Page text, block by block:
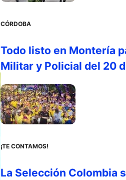
CÓRDOBA
Todo listo en Montería
Militar y Policial del 20
¡TE CONTAMOS!
La Selección Colombia